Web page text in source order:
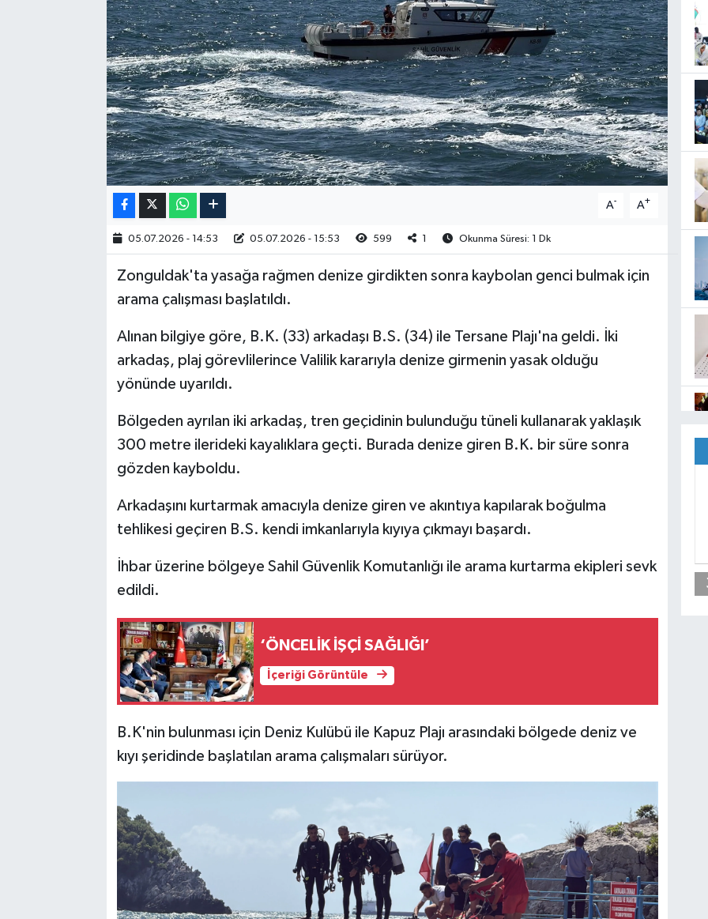
A- A+
05.07.2026 - 14:53 05.07.2026 - 15:53 599 Okunma Süresi: 1 Dk
Zonguldak'ta yasağa rağmen denize girdikten sonra kaybolan genci bulmak için
arama çalışması başlatıldı.
Alınan bilgiye göre, B.K. (33) arkadaşı B.S. (34) ile Tersane Plajı'na geldi. İki
arkadaş, plaj görevlilerince Valilik kararıyla denize girmenin yasak olduğu
yönünde uyarıldı.
Bölgeden ayrılan iki arkadaş, tren geçidinin bulunduğu tüneli kullanarak yaklaşık
300 metre ilerideki kayalıklara geçti. Burada denize giren B.K. bir süre sonra
gözden kayboldu.
Arkadaşını kurtarmak amacıyla denize giren ve akıntıya kapılarak boğulma
tehlikesi geçiren B.S. kendi imkanlarıyla kıyıya çıkmayı başardı.
İhbar üzerine bölgeye Sahil Güvenlik Komutanlığı ile arama kurtarma ekipleri sevk
edildi.
‘ÖNCELİK İŞÇİ SAĞLIĞI’
İçeriği Görüntüle
B.K'nin bulunması için Deniz Kulübü ile Kapuz Plajı arasındaki bölgede deniz ve
kıyı şeridinde başlatılan arama çalışmaları sürüyor.
RESMİ İLAN